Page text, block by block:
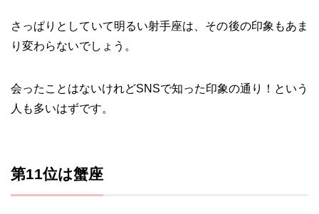
さっぱりとしていて明るい射手座は、その後の印象もあま
り変わらないでしょう。
会ったことはないけれどSNSで知った印象の通り！という
人も多いはずです。
第11位は蟹座